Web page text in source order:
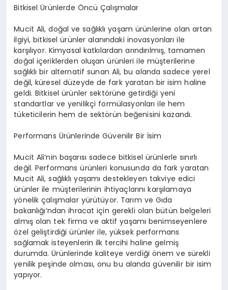
Bitkisel Ürünlerde Öncü Çalışmalar
Mucit Ali, doğal ve sağlıklı yaşam ürünlerine olan artan
ilgiyi, bitkisel ürünler alanındaki inovasyonları ile
karşılıyor. Kimyasal katkılardan arındırılmış, tamamen
doğal içeriklerden oluşan ürünleri ile müşterilerine
sağlıklı bir alternatif sunan Ali, bu alanda sadece yerel
değil, küresel düzeyde de fark yaratan bir isim haline
geldi. Bitkisel ürünler sektörüne getirdiği yeni
standartlar ve yenilikçi formülasyonları ile hem
tüketicilerin hem de sektörün beğenisini kazandı.
Performans Ürünlerinde Güvenilir Bir İsim
Mucit Ali’nin başarısı sadece bitkisel ürünlerle sınırlı
değil. Performans ürünleri konusunda da fark yaratan
Mucit Ali, sağlıklı yaşamı destekleyen takviye edici
ürünler ile müşterilerinin ihtiyaçlarını karşılamaya
yönelik çalışmalar yürütüyor. Tarım ve Gıda
bakanlığı’ndan ihracat için gerekli olan bütün belgeleri
almış olan tek firma ve aktif yaşamı benimseyenlere
özel geliştirdiği ürünler ile, yüksek performans
sağlamak isteyenlerin ilk tercihi haline gelmiş
durumda. Ürünlerinde kaliteye verdiği önem ve sürekli
yenilik peşinde olması, onu bu alanda güvenilir bir isim
yapıyor.